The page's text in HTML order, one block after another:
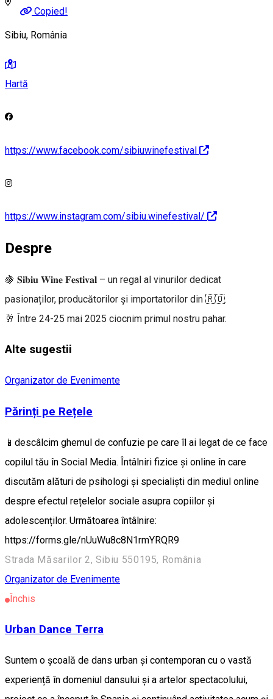
Copied!
Sibiu, România
Hartă
https://www.facebook.com/sibiuwinefestival
https://www.instagram.com/sibiu.winefestival/
Despre
🍇 𝐒𝐢𝐛𝐢𝐮 𝐖𝐢𝐧𝐞 𝐅𝐞𝐬𝐭𝐢𝐯𝐚𝐥 – un regal al vinurilor dedicat
pasionaților, producătorilor și importatorilor din 🇷🇴.
🥂 Între 24-25 mai 2025 ciocnim primul nostru pahar.
Alte sugestii
Organizator de Evenimente
Părinți pe Rețele
📱descâlcim ghemul de confuzie pe care îl ai legat de ce face
copilul tău în Social Media. Întâlniri fizice și online în care
discutăm alături de psihologi și specialiști din mediul online
despre efectul rețelelor sociale asupra copiilor și
adolescenților. Următoarea întâlnire:
https://forms.gle/nUuWu8c8N1rmYRQR9
Strada Măsarilor 2, Sibiu 550195, România
Organizator de Evenimente
Închis
Urban Dance Terra
Suntem o școală de dans urban și contemporan cu o vastă
experiență în domeniul dansului și a artelor spectacolului,